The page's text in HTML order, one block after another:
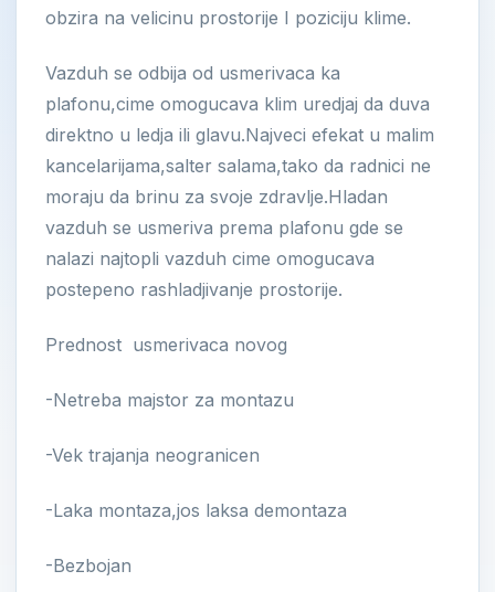
obzira na velicinu prostorije I poziciju klime.
Vazduh se odbija od usmerivaca ka
plafonu,cime omogucava klim uredjaj da duva
direktno u ledja ili glavu.Najveci efekat u malim
kancelarijama,salter salama,tako da radnici ne
moraju da brinu za svoje zdravlje.Hladan
vazduh se usmeriva prema plafonu gde se
nalazi najtopli vazduh cime omogucava
postepeno rashladjivanje prostorije.
Prednost usmerivaca novog
-Netreba majstor za montazu
-Vek trajanja neogranicen
-Laka montaza,jos laksa demontaza
-Bezbojan